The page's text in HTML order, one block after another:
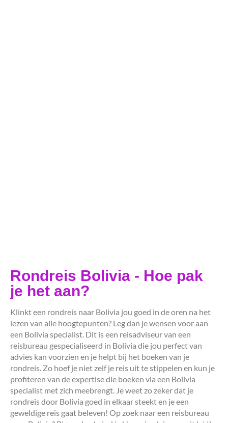
Rondreis Bolivia - Hoe pak
je het aan?
Klinkt een rondreis naar Bolivia jou goed in de oren na het
lezen van alle hoogtepunten? Leg dan je wensen voor aan
een Bolivia specialist. Dit is een reisadviseur van een
reisbureau gespecialiseerd in Bolivia die jou perfect van
advies kan voorzien en je helpt bij het boeken van je
rondreis. Zo hoef je niet zelf je reis uit te stippelen en kun je
profiteren van de expertise die boeken via een Bolivia
specialist met zich meebrengt. Je weet zo zeker dat je
rondreis door Bolivia goed in elkaar steekt en je een
geweldige reis gaat beleven! Op zoek naar een reisbureau